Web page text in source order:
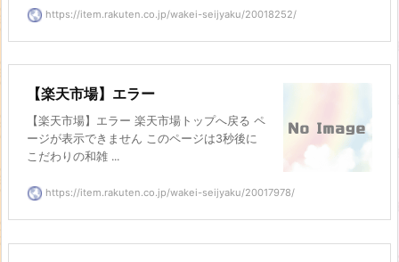
https://item.rakuten.co.jp/wakei-seijyaku/20018252/
【楽天市場】エラー
【楽天市場】エラー 楽天市場トップへ戻る ペ
ージが表示できません このページは3秒後に
こだわりの和雑 ...
https://item.rakuten.co.jp/wakei-seijyaku/20017978/